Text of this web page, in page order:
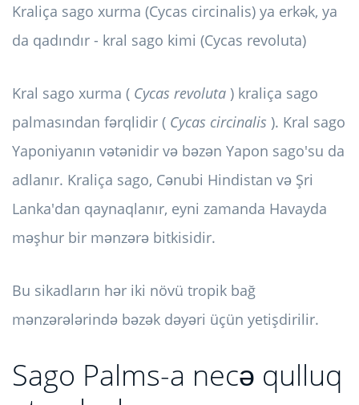
Kraliça sago xurma (Cycas circinalis) ya erkək, ya
da qadındır - kral sago kimi (Cycas revoluta)
Kral sago xurma ( Cycas revoluta ) kraliça sago
palmasından fərqlidir ( Cycas circinalis ). Kral sago
Yaponiyanın vətənidir və bəzən Yapon sago'su da
adlanır. Kraliça sago, Cənubi Hindistan və Şri
Lanka'dan qaynaqlanır, eyni zamanda Havayda
məşhur bir mənzərə bitkisidir.
Bu sikadların hər iki növü tropik bağ
mənzərələrində bəzək dəyəri üçün yetişdirilir.
Sago Palms-a necə qulluq